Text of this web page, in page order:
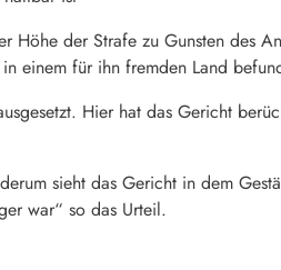
Höhe der Strafe zu Gunsten des
einem für ihn fremden Land
Hier hat das Gericht
sieht das Gericht in dem
war“ so das Urteil.